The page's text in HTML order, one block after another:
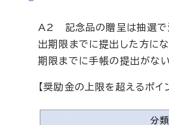
A2 記念品の贈呈は抽選で決
出期限までに提出した方にな
期限までに手帳の提出がな
【奨励金の上限を超えるポイン